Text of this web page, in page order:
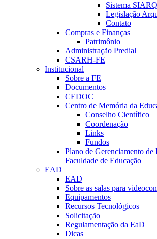
Sistema SIARQ
Legislação
Contato
Compras e Finanças
Patrimônio
Administração Predial
CSARH-FE
Institucional
Sobre a FE
Documentos
CEDOC
Centro de Memória da
Conselho Científico
Coordenação
Links
Fundos
Plano de Gerenciamento de
Faculdade de Educação
EAD
EAD
Sobre as salas para
Equipamentos
Recursos Tecnológicos
Solicitação
Regulamentação da EaD
Dicas